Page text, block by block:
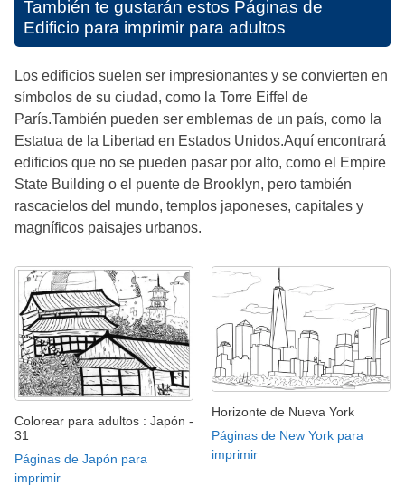
También te gustarán estos Páginas de
Edificio para imprimir para adultos
Los edificios suelen ser impresionantes y se convierten en
símbolos de su ciudad, como la Torre Eiffel de
París.También pueden ser emblemas de un país, como la
Estatua de la Libertad en Estados Unidos.Aquí encontrará
edificios que no se pueden pasar por alto, como el Empire
State Building o el puente de Brooklyn, pero también
rascacielos del mundo, templos japoneses, capitales y
magníficos paisajes urbanos.
Colorear para adultos : Japón -
31
Páginas de Japón para
imprimir
Horizonte de Nueva York
Páginas de New York para
imprimir